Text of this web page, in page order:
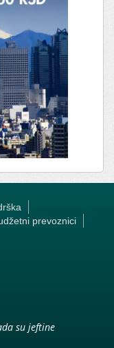
prevoznici
su jeftine